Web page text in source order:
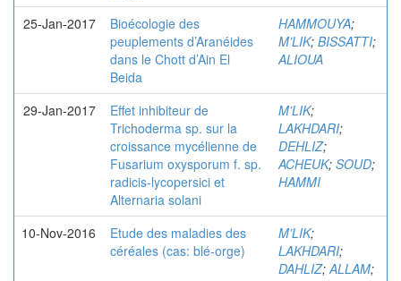
25-Jan-2017
Bioécologie des
peuplements d’Aranéides
dans le Chott d’Ain El
Beida
HAMMOUYA;
M’LIK; BISSATTI;
ALIOUA
29-Jan-2017
Effet inhibiteur de
Trichoderma sp. sur la
croissance mycélienne de
Fusarium oxysporum f. sp.
radicis-lycopersici et
Alternaria solani
M’LIK;
LAKHDARI;
DEHLIZ;
ACHEUK; SOUD;
HAMMI
10-Nov-2016
Etude des maladies des
céréales (cas: blé-orge)
M’LIK;
LAKHDARI;
DAHLIZ;ALLAM;